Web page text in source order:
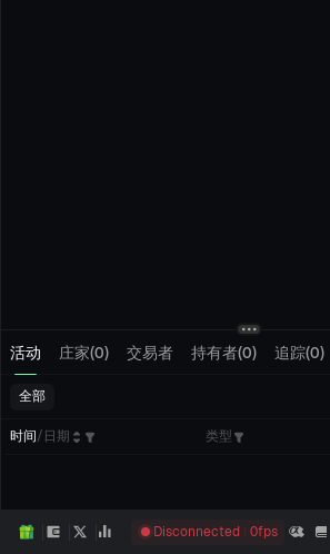
活动 庄家(0) 交易者 持有者(0) 追踪(0)
全部
时间/日期 类型
Disconnected 0fps